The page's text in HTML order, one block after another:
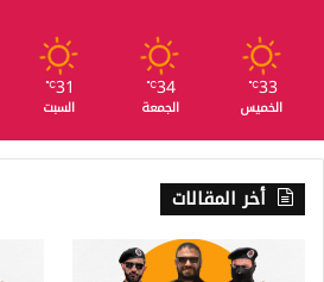
33
℃
الخميس
34
℃
الجمعة
31
℃
السبت
أخر المقالات